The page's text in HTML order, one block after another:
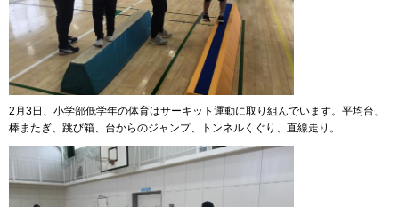
2月3日、小学部低学年の体育はサーキット運動に取り組んでいます。平均台、
棒またぎ、跳び箱、台からのジャンプ、トンネルくぐり、直線走り。